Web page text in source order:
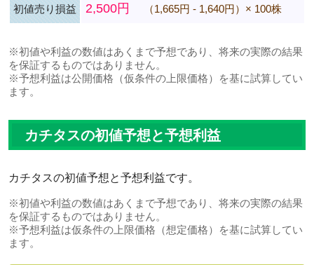
初値売り損益 2,500円 （1,665円 - 1,640円）× 100株
※初値や利益の数値はあくまで予想であり、将来の実際の結果
を保証するものではありません。
※予想利益は公開価格（仮条件の上限価格）を基に試算してい
ます。
カチタスの初値予想と予想利益
カチタスの初値予想と予想利益です。
※初値や利益の数値はあくまで予想であり、将来の実際の結果
を保証するものではありません。
※予想利益は仮条件の上限価格（想定価格）を基に試算してい
ます。